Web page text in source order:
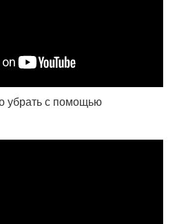
убрать с помощью